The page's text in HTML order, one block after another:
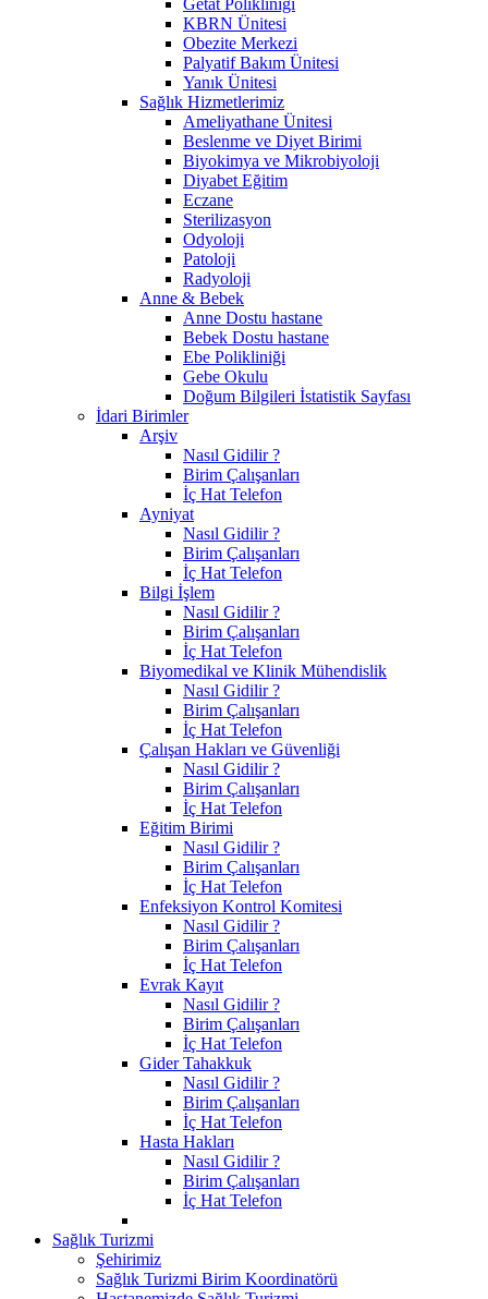
KBRN Ünitesi
Obezite Merkezi
Palyatif Bakım Ünitesi
Yanık Ünitesi
Sağlık Hizmetlerimiz
Ameliyathane Ünitesi
Beslenme ve Diyet Birimi
Biyokimya ve Mikrobiyoloji
Diyabet Eğitim
Eczane
Sterilizasyon
Odyoloji
Patoloji
Radyoloji
Anne & Bebek
Anne Dostu hastane
Bebek Dostu hastane
Ebe Polikliniği
Gebe Okulu
Doğum Bilgileri İstatistik Sayfası
İdari Birimler
Arşiv
Nasıl Gidilir ?
Birim Çalışanları
İç Hat Telefon
Ayniyat
Nasıl Gidilir ?
Birim Çalışanları
İç Hat Telefon
Bilgi İşlem
Nasıl Gidilir ?
Birim Çalışanları
İç Hat Telefon
Biyomedikal ve Klinik Mühendislik
Nasıl Gidilir ?
Birim Çalışanları
İç Hat Telefon
Çalışan Hakları ve Güvenliği
Nasıl Gidilir ?
Birim Çalışanları
İç Hat Telefon
Eğitim Birimi
Nasıl Gidilir ?
Birim Çalışanları
İç Hat Telefon
Enfeksiyon Kontrol Komitesi
Nasıl Gidilir ?
Birim Çalışanları
İç Hat Telefon
Evrak Kayıt
Nasıl Gidilir ?
Birim Çalışanları
İç Hat Telefon
Gider Tahakkuk
Nasıl Gidilir ?
Birim Çalışanları
İç Hat Telefon
Hasta Hakları
Nasıl Gidilir ?
Birim Çalışanları
İç Hat Telefon
Sağlık Turizmi
Şehirimiz
Sağlık Turizmi Birim Koordinatörü